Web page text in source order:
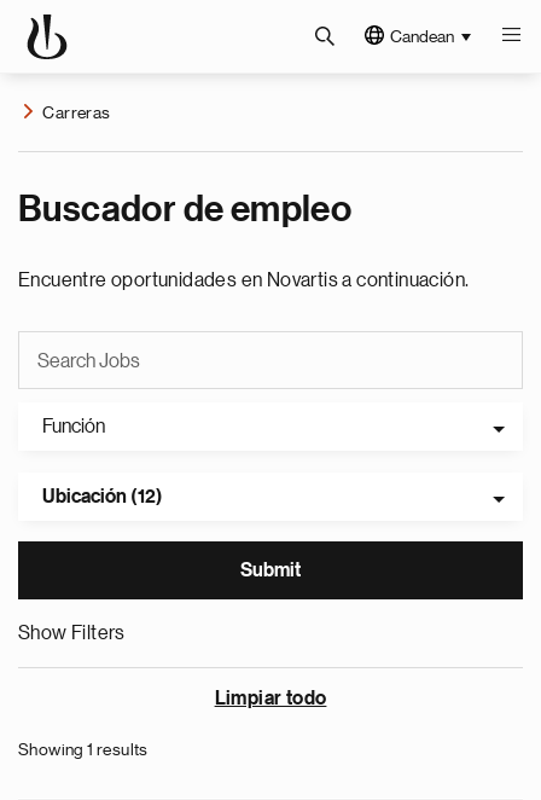
Candean
Carreras
Buscador de empleo
Encuentre oportunidades en Novartis a continuación.
Función
Ubicación (12)
Show Filters
Limpiar todo
Showing 1 results